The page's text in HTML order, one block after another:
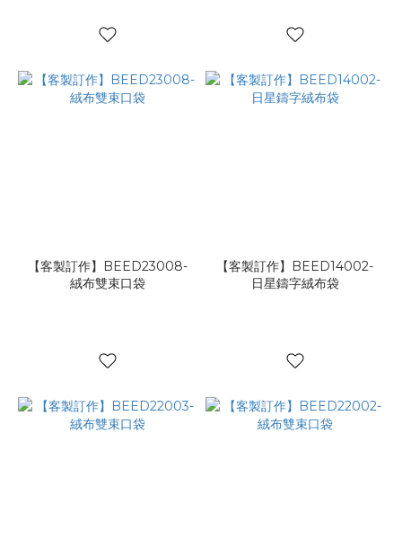
【客製訂作】BEED23008-
絨布雙束口袋
【客製訂作】BEED14002-
日星鑄字絨布袋